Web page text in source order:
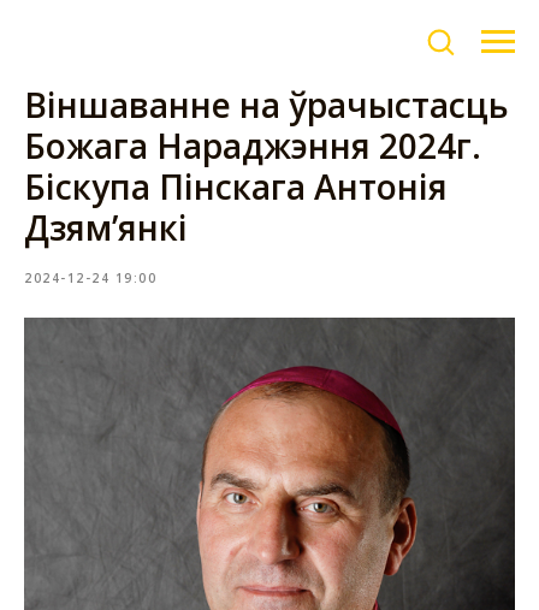
Віншаванне на ўрачыстасць
Божага Нараджэння 2024г.
Біскупа Пінскага Антонія
Дзям’янкі
2024-12-24 19:00